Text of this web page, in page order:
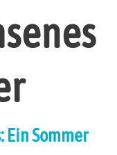
Ein Sommer